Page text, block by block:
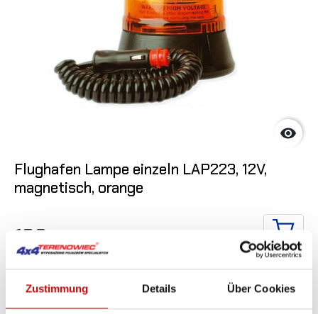
Zustimmung Details Über Cookies

Flughafen Lampe einzeln LAP223, 12V,
magnetisch, orange
193 IN